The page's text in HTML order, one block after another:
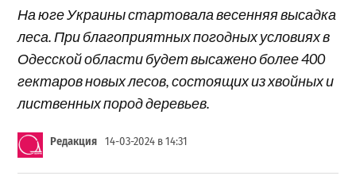
На юге Украины стартовала весенняя высадка
леса. При благоприятных погодных условиях в
Одесской области будет высажено более 400
гектаров новых лесов, состоящих из хвойных и
лиственных пород деревьев.
Редакция 14-03-2024 в 14:31